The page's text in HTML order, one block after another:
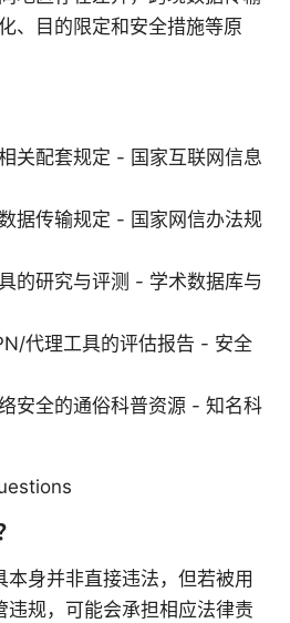
、目的限定和安全措施等原
关配套规定 - 国家互联网信息
据传输规定 - 国家网信办法规
的研究与评测 - 学术数据库与
代理工具的评估报告 - 安全
安全的通俗科普资源 - 知名科
身并非直接违法，但若被用
违规，可能会承担相应法律责